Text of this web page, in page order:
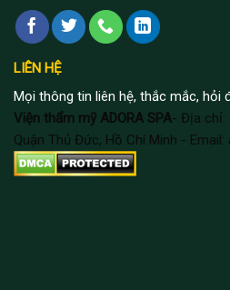
LIÊN HỆ
Mọi thông tin liên hệ, thắc mắc, hỏi
Viện thẩm mỹ ADORA SPA- Địa chỉ:
Quận Thủ Đức, Hồ Chí Minh - Email: